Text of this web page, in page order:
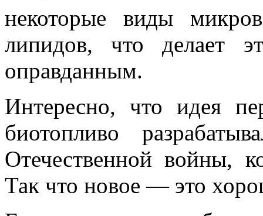
некоторые виды
липидов, что делает
оправданным.
Интересно, что идея
биотопливо
Отечественной войны,
Так что новое — это